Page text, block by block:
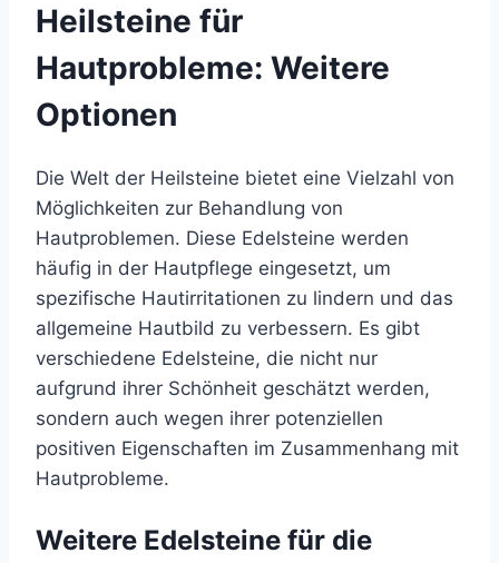
Heilsteine für
Hautprobleme: Weitere
Optionen
Die Welt der Heilsteine bietet eine Vielzahl von
Möglichkeiten zur Behandlung von
Hautproblemen. Diese Edelsteine werden
häufig in der Hautpflege eingesetzt, um
spezifische Hautirritationen zu lindern und das
allgemeine Hautbild zu verbessern. Es gibt
verschiedene Edelsteine, die nicht nur
aufgrund ihrer Schönheit geschätzt werden,
sondern auch wegen ihrer potenziellen
positiven Eigenschaften im Zusammenhang mit
Hautprobleme.
Weitere Edelsteine für die